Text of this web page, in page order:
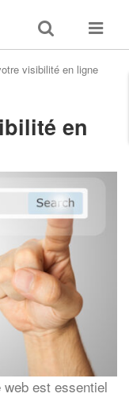
Toggle
search
Toggle
visibilité en ligne
en
est essentiel